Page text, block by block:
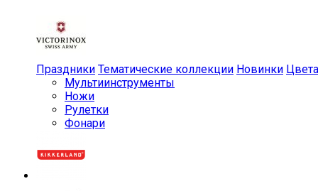
Праздники Тематические коллекции Новинки Цвета
Мульти­инструменты
Ножи
Рулетки
Фонари